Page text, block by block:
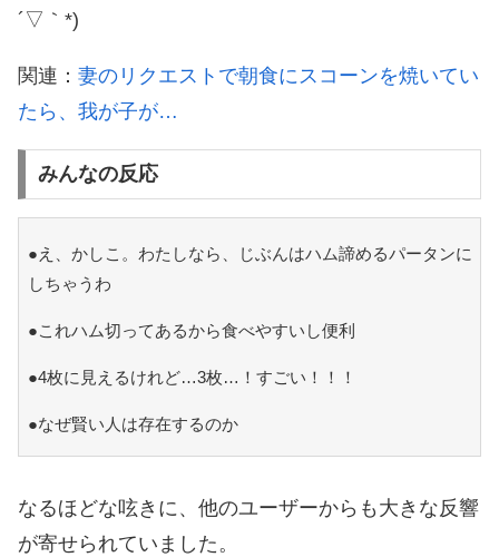
´▽｀*)
関連： 妻のリクエストで朝食にスコーンを焼いてい
たら、我が子が…
みんなの反応
●え、かしこ。わたしなら、じぶんはハム諦めるパータンに
しちゃうわ
●これハム切ってあるから食べやすいし便利
●4枚に見えるけれど…3枚…！すごい！！！
●なぜ賢い人は存在するのか
なるほどな呟きに、他のユーザーからも大きな反響
が寄せられていました。